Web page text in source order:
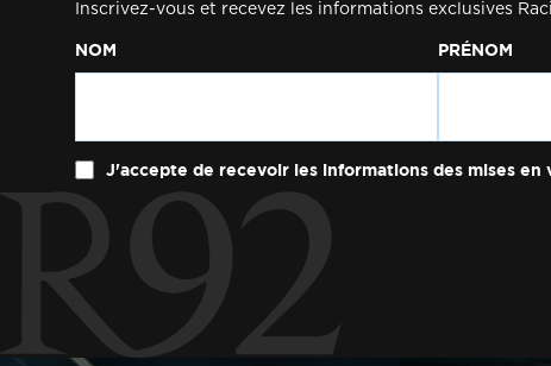
Inscrivez-vous et recevez les informations exclusives
NOM PRÉNOM
J'accepte de recevoir les informations des mises